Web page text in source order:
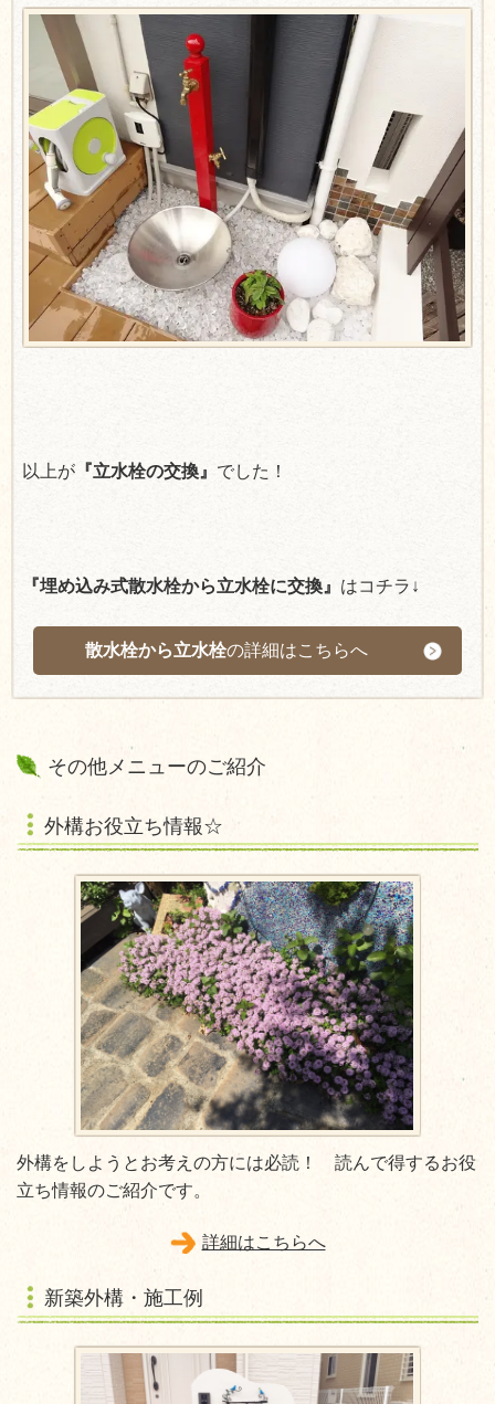
以上が 『立水栓の交換』 でした！
『埋め込み式散水栓から立水栓に交換』 はコチラ↓
散水栓から立水栓の詳細はこちらへ
その他メニューのご紹介
外構お役立ち情報☆
外構をしようとお考えの方には必読！ 読んで得するお役
立ち情報のご紹介です。
詳細はこちらへ
新築外構・施工例